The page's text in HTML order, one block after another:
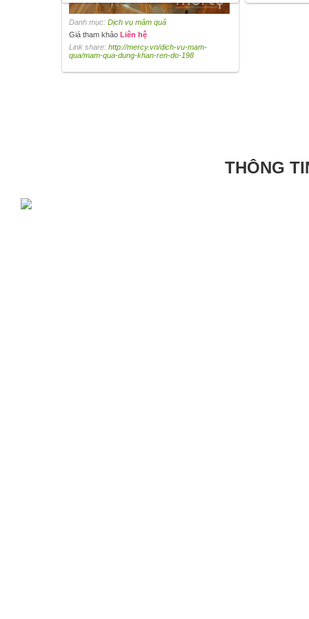
Danh mục: Dịch vụ mâm quả
Giá tham khảo Liên hệ
Link share: http://mercy.vn/dich-vu-mam-
qua/mam-qua-dung-khan-ren-do-198
THÔNG